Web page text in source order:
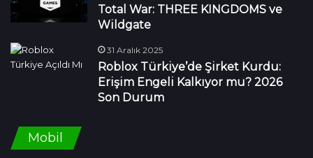
Total War: THREE KINGDOMS ve
Wildgate
31 Aralık 2025
Roblox Türkiye’de Şirket Kurdu:
Erişim Engeli Kalkıyor mu? 2026
Son Durum
Mobil